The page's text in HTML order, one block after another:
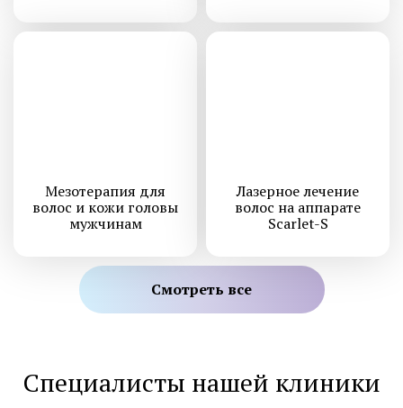
Мезотерапия для
волос и кожи головы
мужчинам
Лазерное лечение
волос на аппарате
Scarlet-S
Смотреть все
Специалисты нашей клиники